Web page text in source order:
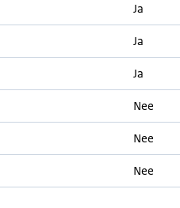
Ja
Ja
Ja
Nee
Nee
Nee